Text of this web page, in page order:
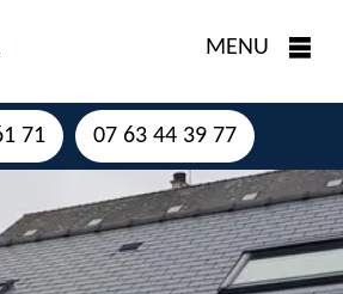
MENU
71 07 63 44 39 77